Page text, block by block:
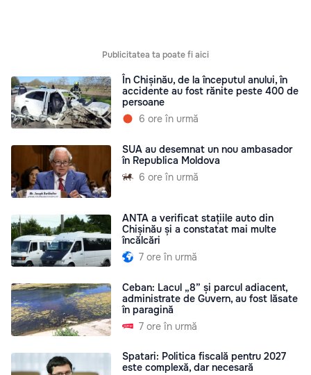
Publicitatea ta poate fi aici
În Chișinău, de la începutul anului, în
accidente au fost rănite peste 400 de
persoane
6 ore în urmă
SUA au desemnat un nou ambasador
în Republica Moldova
6 ore în urmă
ANTA a verificat stațiile auto din
Chișinău și a constatat mai multe
încălcări
7 ore în urmă
Ceban: Lacul „8” și parcul adiacent,
administrate de Guvern, au fost lăsate
în paragină
7 ore în urmă
Spatari: Politica fiscală pentru 2027
este complexă, dar necesară